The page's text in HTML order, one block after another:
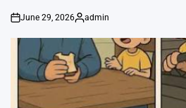
on
June 29, 2026
Posted
admin